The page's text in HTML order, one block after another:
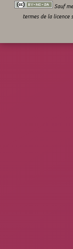
Sauf
termes de la licence